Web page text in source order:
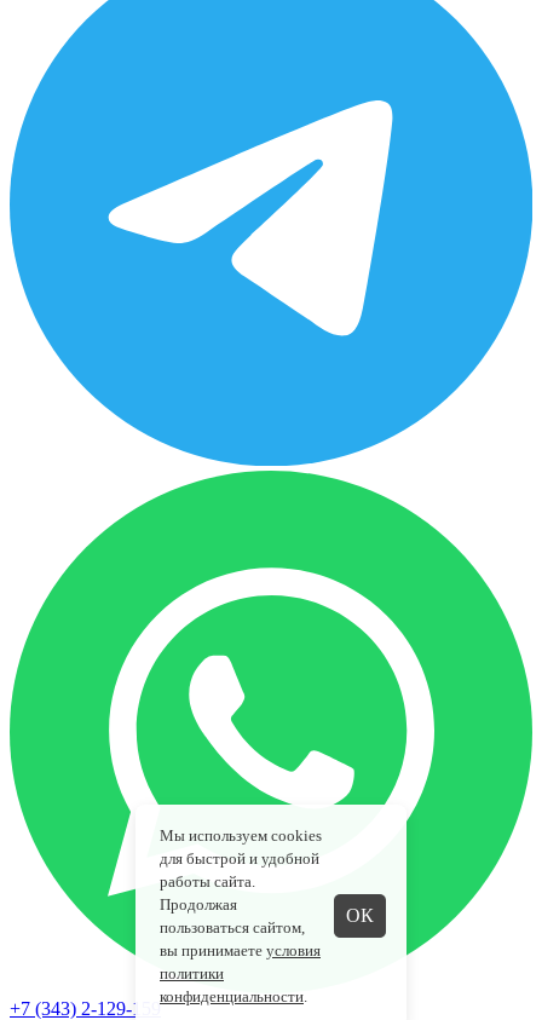
+7 (343) 2-129-159
Мы используем cookies
для быстрой и удобной
работы сайта.
Продолжая
пользоваться сайтом,
вы принимаете условия
политики
конфиденциальности.
ОК